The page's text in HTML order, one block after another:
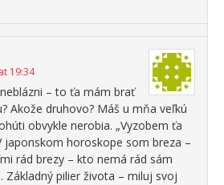
19:34
– to ťa mám brať
Akože druhovo? Máš u mňa veľkú
obvykle nerobia. „Vyzobem ťa
japonskom horoskope som breza –
rád brezy – kto nemá rád sám
Základný pilier života – miluj svoj